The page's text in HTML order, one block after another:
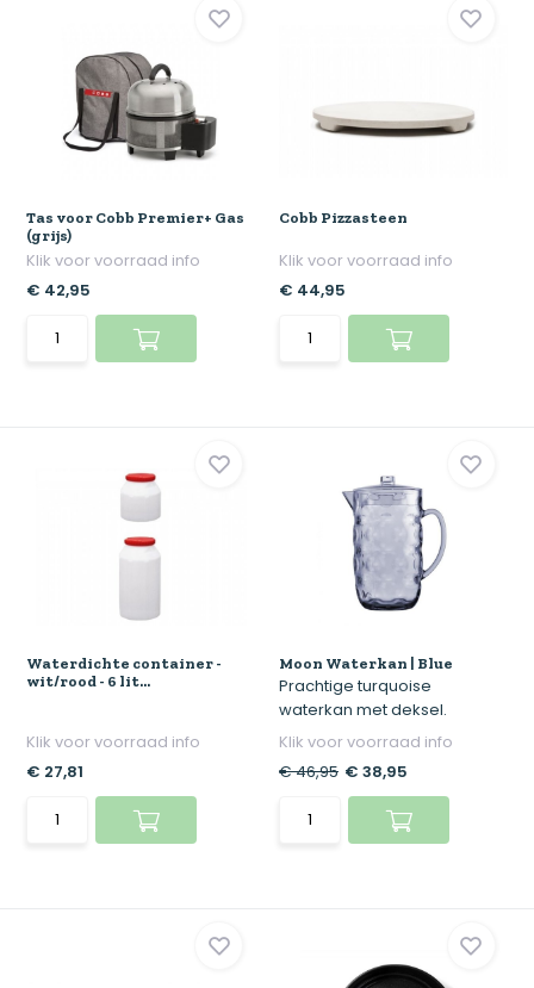
Tas voor Cobb Premier+ Gas
(grijs)
Klik voor voorraad info
€ 42,95
Cobb Pizzasteen
Klik voor voorraad info
€ 44,95
Waterdichte container -
wit/rood - 6 lit...
Klik voor voorraad info
€ 27,81
Moon Waterkan | Blue
Prachtige turquoise
waterkan met deksel.
Klik voor voorraad info
€ 46,95 € 38,95